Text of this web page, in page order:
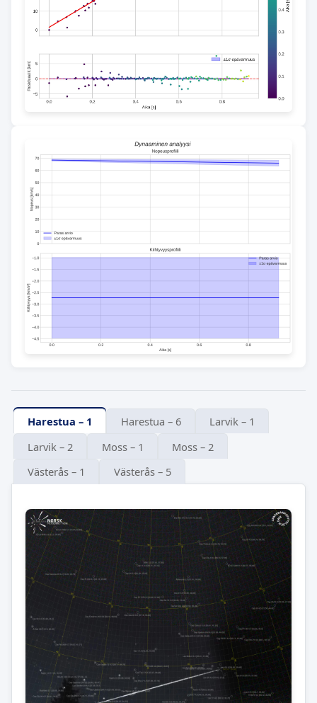
Harestua – 1 Harestua – 6
Larvik – 1
Larvik – 2
Moss – 1
Moss – 2
Västerås – 1
Västerås – 5